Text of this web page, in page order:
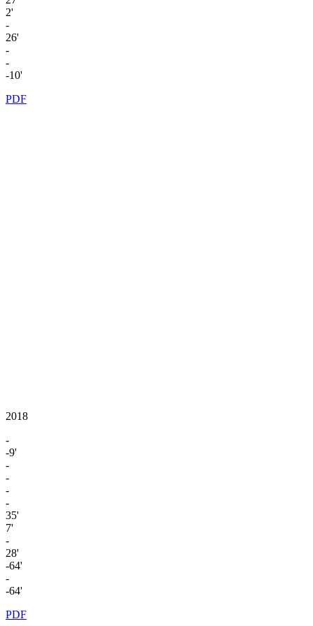
2'
-
26'
-
-
-10'
PDF
2018
-
-9'
-
-
-
-
35'
7'
-
28'
-64'
-
-64'
PDF